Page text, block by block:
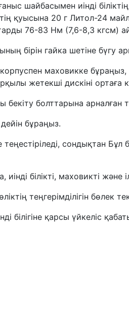
шайбасымен иінді
қуысына 20 г Литол-24
76-83 Нм (7,6-8,3 кгсм)
бірін гайка шетіне бүгу
маховикке бұраңыз,
жетекші дискіні ортаға
болттарына арналған
бұраңыз.
теңестіріледі,
білікті, маховикті
теңгерімділігін бөлек
білігіне қарсы үйкеліс